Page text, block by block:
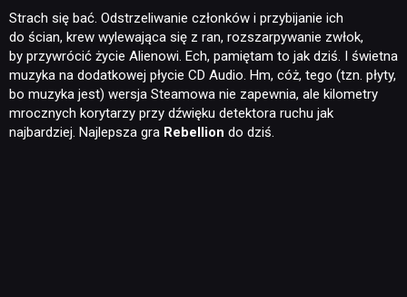
Strach się bać. Odstrzeliwanie członków i przybijanie ich
do ścian, krew wylewająca się z ran, rozszarpywanie zwłok,
by przywrócić życie Alienowi. Ech, pamiętam to jak dziś. I świetna
muzyka na dodatkowej płycie CD Audio. Hm, cóż, tego (tzn. płyty,
bo muzyka jest) wersja Steamowa nie zapewnia, ale kilometry
mrocznych korytarzy przy dźwięku detektora ruchu jak
najbardziej. Najlepsza gra Rebellion do dziś.